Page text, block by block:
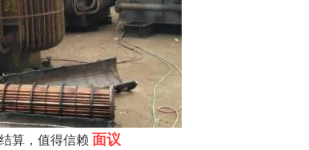
算，值得信赖 面议